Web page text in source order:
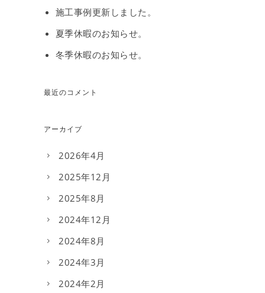
施工事例更新しました。
夏季休暇のお知らせ。
冬季休暇のお知らせ。
最近のコメント
アーカイブ
2026年4月
2025年12月
2025年8月
2024年12月
2024年8月
2024年3月
2024年2月